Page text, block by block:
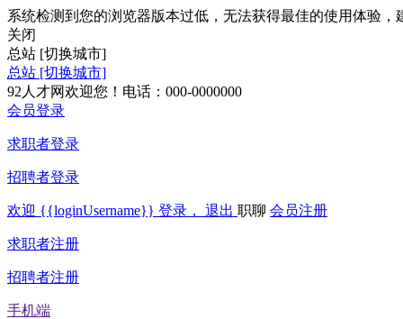
系统检测到您的浏览器版本过低，无法获得最佳的使用体验，
关闭
总站 [切换城市]
总站 [切换城市]
92人才网欢迎您！电话：000-0000000
会员登录
求职者登录
招聘者登录
欢迎 {{loginUsername}} 登录， 退出 职聊 会员注册
求职者注册
招聘者注册
手机端